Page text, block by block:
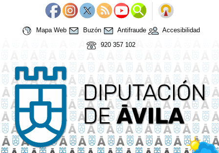
Mapa Web Buzón Antifraude
Accesibilidad
920 357 102